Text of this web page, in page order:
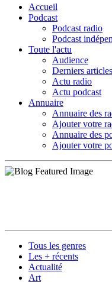
Accueil
Podcast
Podcast radio
Podcast
Toute l'actu
Audience
Derniers articles
Actu radio
Actu podcast
Annuaire
Annuaire des
Ajouter votre
Annuaire des
Ajouter votre
Tous les genres
Les + récents
Actualité
Art